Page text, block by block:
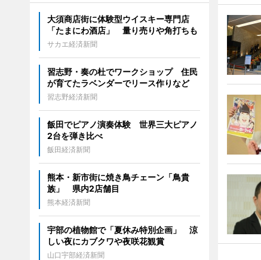
大須商店街に体験型ウイスキー専門店
「たまにわ酒店」 量り売りや角打ちも
サカエ経済新聞
習志野・奏の杜でワークショップ 住民
が育てたラベンダーでリース作りなど
習志野経済新聞
飯田でピアノ演奏体験 世界三大ピアノ
2台を弾き比べ
飯田経済新聞
熊本・新市街に焼き鳥チェーン「鳥貴
族」 県内2店舗目
熊本経済新聞
宇部の植物館で「夏休み特別企画」 涼
しい夜にカブクワや夜咲花観賞
山口宇部経済新聞